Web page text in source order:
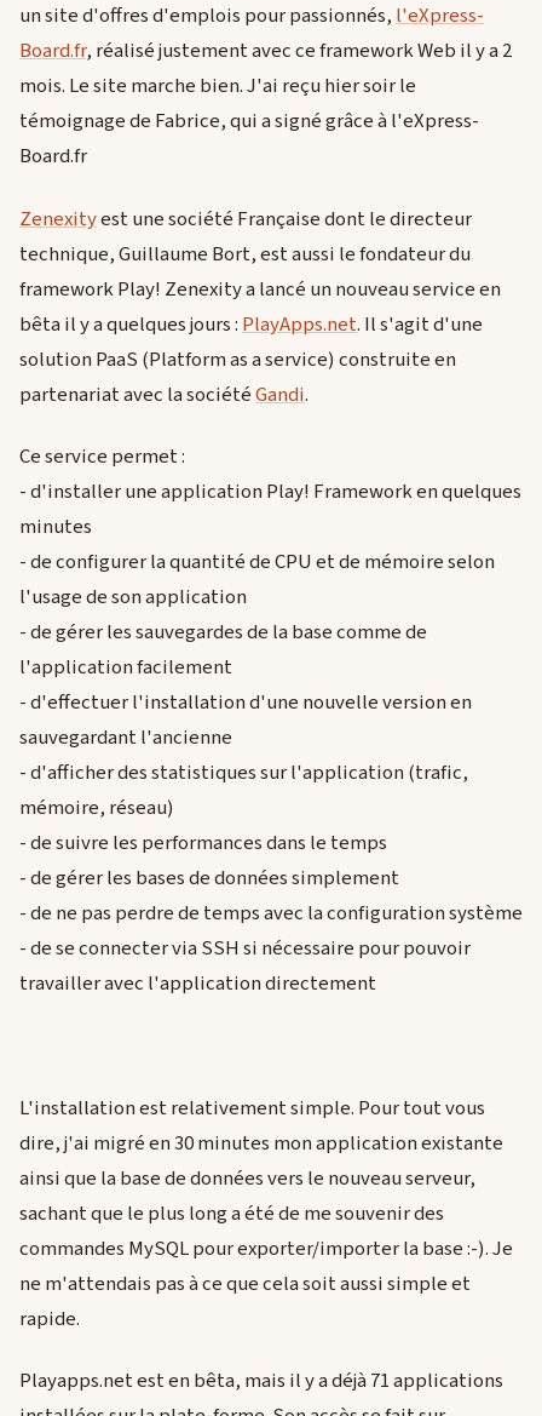
un site d'offres d'emplois pour passionnés,l'eXpress-
Board.fr, réalisé justement avec ce framework Web il y a 2
mois. Le site marche bien. J'ai reçu hier soir le
témoignage de Fabrice, qui a signé grâce à l'eXpress-
Board.fr
Zenexityest une société Française dont le directeur
technique, Guillaume Bort, est aussi le fondateur du
framework Play! Zenexity a lancé un nouveau service en
bêta il y a quelques jours : PlayApps.net. Il s'agit d'une
solution PaaS (Platform as a service) construite en
partenariat avec la sociétéGandi.
Ce service permet :
- d'installer une application Play! Framework en quelques
minutes
- de configurer la quantité de CPU et de mémoire selon
l'usage de son application
- de gérer les sauvegardes de la base comme de
l'application facilement
- d'effectuer l'installation d'une nouvelle version en
sauvegardant l'ancienne
- d'afficher des statistiques sur l'application (trafic,
mémoire, réseau)
- de suivre les performances dans le temps
- de gérer les bases de données simplement
- de ne pas perdre de temps avec la configuration système
- de se connecter via SSH si nécessaire pour pouvoir
travailler avec l'application directement
L'installation est relativement simple. Pour tout vous
dire, j'ai migré en 30 minutes mon application existante
ainsi que la base de données vers le nouveau serveur,
sachant que le plus long a été de me souvenir des
commandes MySQL pour exporter/importer la base :-). Je
ne m'attendais pas à ce que cela soit aussi simple et
rapide.
Playapps.net est en bêta, mais il y a déjà 71 applications